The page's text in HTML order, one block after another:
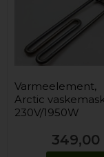
Varmeelement,
Arctic
230V/1950W
349,00